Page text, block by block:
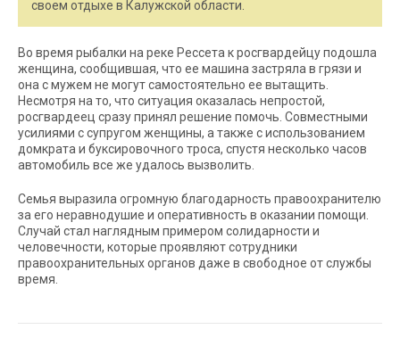
своем отдыхе в Калужской области.
Во время рыбалки на реке Рессета к росгвардейцу подошла
женщина, сообщившая, что ее машина застряла в грязи и
она с мужем не могут самостоятельно ее вытащить.
Несмотря на то, что ситуация оказалась непростой,
росгвардеец сразу принял решение помочь. Совместными
усилиями с супругом женщины, а также с использованием
домкрата и буксировочного троса, спустя несколько часов
автомобиль все же удалось вызволить.
Семья выразила огромную благодарность правоохранителю
за его неравнодушие и оперативность в оказании помощи.
Случай стал наглядным примером солидарности и
человечности, которые проявляют сотрудники
правоохранительных органов даже в свободное от службы
время.